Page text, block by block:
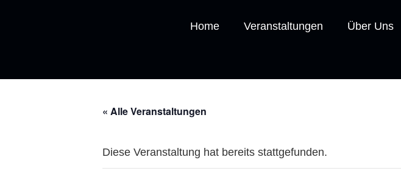
Home Veranstaltungen Über Uns
« Alle Veranstaltungen
Diese Veranstaltung hat bereits stattgefunden.